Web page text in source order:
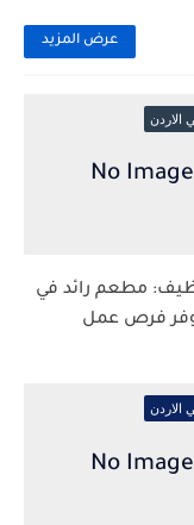
عرض المزيد
الاردن
مطعم رائد في
يوفر فرص عمل
الاردن